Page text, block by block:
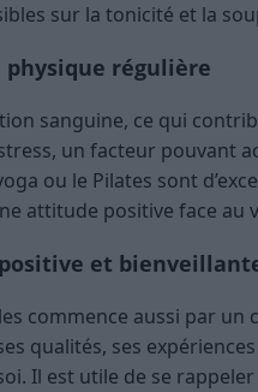
sur la tonicité et la
régulière
sanguine, ce qui
un facteur pouvant
ou le Pilates sont
attitude positive face au
et
commence aussi par
qualités, ses
Il est utile de se